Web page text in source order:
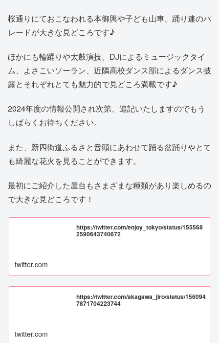
桜通りにておこなわれる本御輿や子ども山車、踊り連のパ
レードが大きな見どころです♪
ほかにも輪踊りや太鼓演技、DJによるミュージックタイ
ム、よさこいソーラン、近隣高校ダンス部によるダンス披
露とそれぞれとても魅力的で見どころ満載です♪
2024年度の情報公開され次第、追記いたしますのでもう
しばらくお待ちください。
また、新四街道ふるさと音頭にあわせて踊る盆踊りやとて
も綺麗な花火を見ることができます。
最初にご紹介した屋台もさまざまな種類があり楽しめるの
で大きな見どころです！
https://twitter.com/enjoy_tokyo/status/155568
2590643740672
twitter.com
https://twitter.com/akagawa_jiro/status/156094
7871704223744
twitter.com